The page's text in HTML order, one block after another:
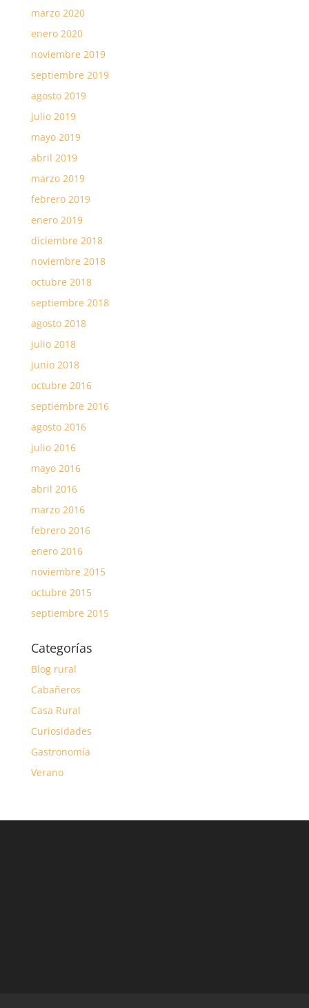
marzo 2020
enero 2020
noviembre 2019
septiembre 2019
agosto 2019
julio 2019
mayo 2019
abril 2019
marzo 2019
febrero 2019
enero 2019
diciembre 2018
noviembre 2018
octubre 2018
septiembre 2018
agosto 2018
julio 2018
junio 2018
octubre 2016
septiembre 2016
agosto 2016
julio 2016
mayo 2016
abril 2016
marzo 2016
febrero 2016
enero 2016
noviembre 2015
octubre 2015
septiembre 2015
Categorías
Blog rural
Cabañeros
Casa Rural
Curiosidades
Gastronomía
Verano